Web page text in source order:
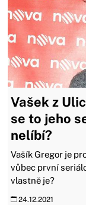
Vašek z
se to jeho
nelíbí?
Vašík Gregor je
vůbec první
vlastně je?
24.12.2021